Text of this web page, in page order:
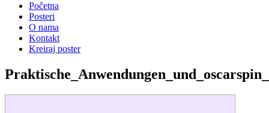
Početna
Posteri
O nama
Kontakt
Kreiraj poster